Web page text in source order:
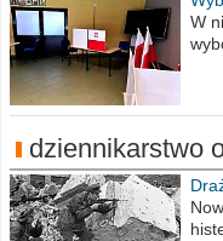
W
dziennikarstwo